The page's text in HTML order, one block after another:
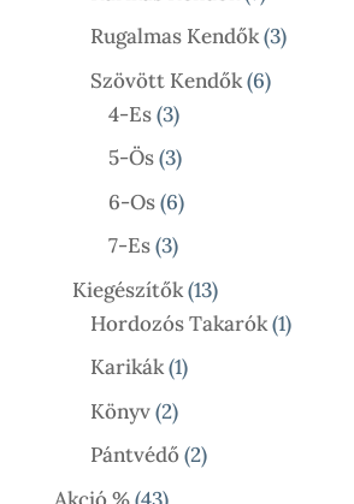
Termék
Rugalmas Kendők 33
Szövött Kendők 66
4-Es 33
Termék
5-Ös 33
Termék
6-Os 66
Termék
7-Es 33
Termék
Kiegészítők 1313
Termék
Hordozós Takarók 11
Karikák 11
Könyv 22
Termék
Pántvédő 22
Akció % 4343